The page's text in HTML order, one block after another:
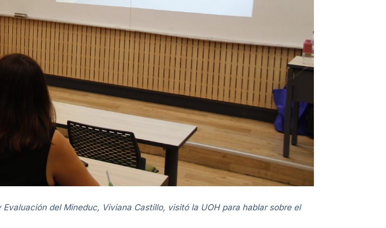
del Mineduc, Viviana Castillo, visitó la UOH para hablar sobre el